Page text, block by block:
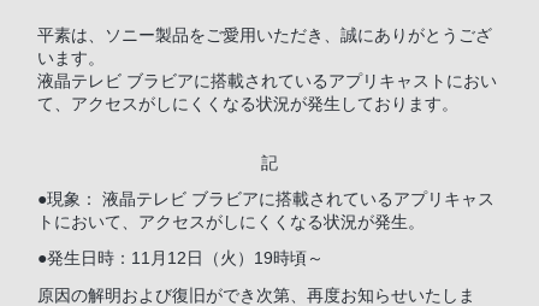
平素は、ソニー製品をご愛用いただき、誠にありがとうござ
います。
液晶テレビ ブラビアに搭載されているアプリキャストにおい
て、アクセスがしにくくなる状況が発生しております。
記
●現象： 液晶テレビ ブラビアに搭載されているアプリキャス
トにおいて、アクセスがしにくくなる状況が発生。
●発生日時：11月12日（火）19時頃～
原因の解明および復旧ができ次第、再度お知らせいたしま